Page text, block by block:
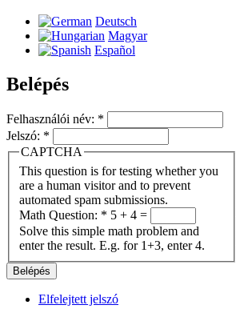
Deutsch
Magyar
Español
Belépés
Felhasználói név: *
Jelszó: *
CAPTCHA
This question is for testing whether you
are a human visitor and to prevent
automated spam submissions.
Math Question: * 5 + 4 =
Solve this simple math problem and
enter the result. E.g. for 1+3, enter 4.
Elfelejtett jelszó